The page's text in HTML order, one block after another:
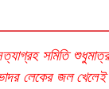
সমিতি
লেকের জল